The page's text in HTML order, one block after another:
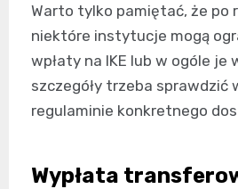
Warto tylko pamiętać, że po
niektóre instytucje mogą
wpłaty na IKE lub w ogóle je
szczegóły trzeba sprawdzić
regulaminie konkretnego
Wypłata